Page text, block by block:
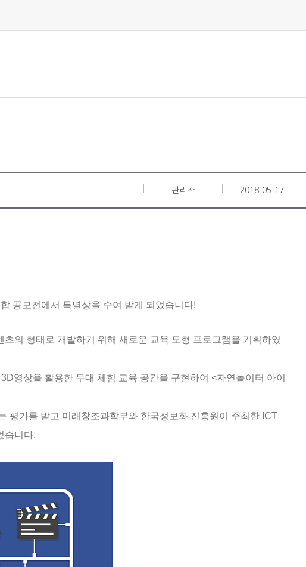
관리자 2018-05-17
공모전에서 특별상을 수여 받게 되었습니다!
츠의 형태로 개발하기 위해 새로운 교육 모형 프로그램을 기획하였
3D영상을 활용한 무대 체험 교육 공간을 구현하여 <자연놀이터 아이
평가를 받고 미래창조과학부와 한국정보화 진흥원이 주최한 ICT
습니다.